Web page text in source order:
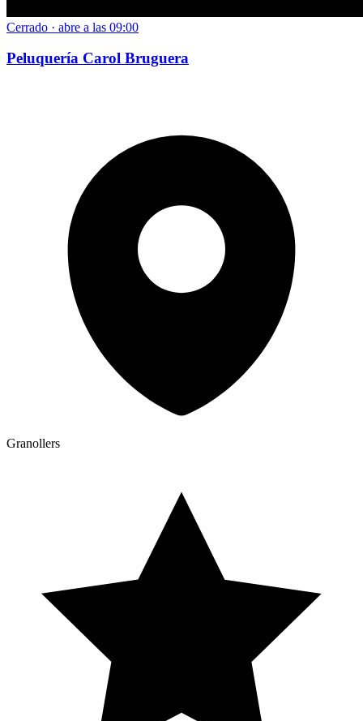
Cerrado · abre a las 09:00
Peluquería Carol Bruguera
Granollers